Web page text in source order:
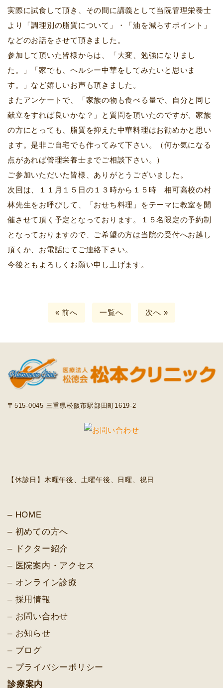
実際に試食して頂き、その間に講義として当院管理栄養士
より「調理別の脂質について」・「油を減らすポイント」
などのお話をさせて頂きました。
参加して頂いた皆様からは、「大変、勉強になりまし
た。」「家でも、ヘルシー中華をしてみたいと思いま
す。」など嬉しいお声も頂きました。
またアンケートで、「家族の物も食べる量で、自分と同じ
献立をすれば良いかな？」と質問を頂いたのですが、家族
の方にとっても、脂質を抑えた中華料理はお勧めかと思い
ます。是非ご自宅でも作ってみて下さい。（何か気になる
点があれば管理栄養士までご相談下さい。）
ご参加いただいた皆様、ありがとうございました。
次回は、１１月１５日の１３時から１５時 相可高校の村
林先生をお呼びして、「おせち料理」をテーマに教室を開
催させて頂く予定となっております。１５名限定の予約制
となっておりますので、ご希望の方は当院の受付へお越し
頂くか、お電話にてご連絡下さい。
今後ともよろしくお願い申し上げます。
« 前へ 一覧へ 次へ »
〒515-0045 三重県松阪市駅部田町1619-2
【休診日】木曜午後、土曜午後、日曜、祝日
HOME
初めての方へ
ドクター紹介
医院案内・アクセス
オンライン診療
採用情報
お問い合わせ
お知らせ
ブログ
プライバシーポリシー
診療案内